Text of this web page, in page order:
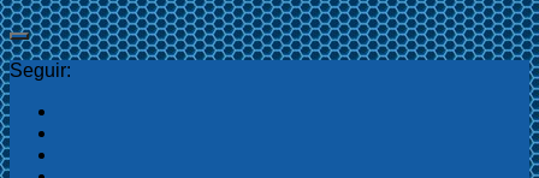
Seguir: